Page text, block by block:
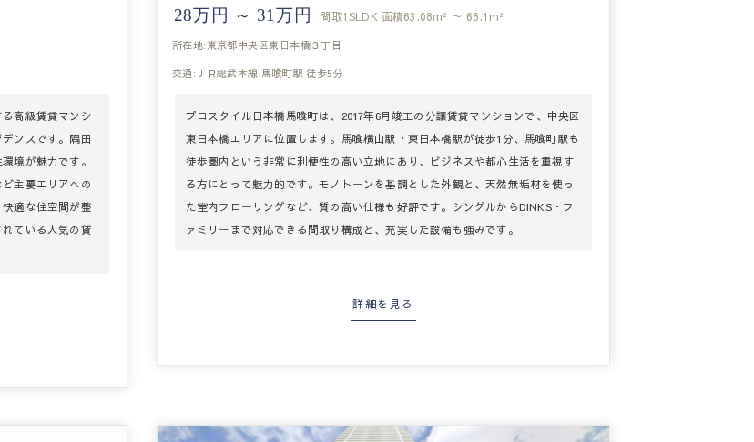
高級賃貸マンシ
ンスです。隅田
境が魅力です。
主要エリアへの
適な住空間が整
ている人気の賃
28万円 ～ 31万円 間取1SLDK 面積63.08m² ～ 68.1m²
所在地:東京都中央区東日本橋３丁目
交通:ＪＲ総武本線 馬喰町駅 徒歩5分
プロスタイル日本橋馬喰町は、2017年6月竣工の分譲賃貸マンションで、中央区
東日本橋エリアに位置します。馬喰横山駅・東日本橋駅が徒歩1分、馬喰町駅も
徒歩圏内という非常に利便性の高い立地にあり、ビジネスや都心生活を重視す
る方にとって魅力的です。モノトーンを基調とした外観と、天然無垢材を使っ
た室内フローリングなど、質の高い仕様も好評です。シングルからDINKS・フ
ァミリーまで対応できる間取り構成と、充実した設備も強みです。
詳細を見る